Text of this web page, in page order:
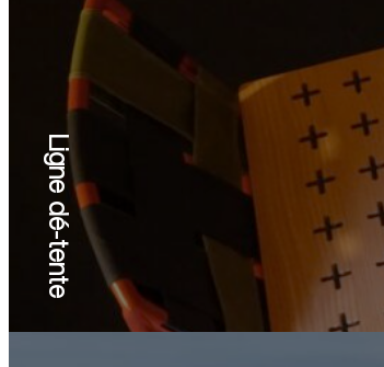
Ligne dé-tente